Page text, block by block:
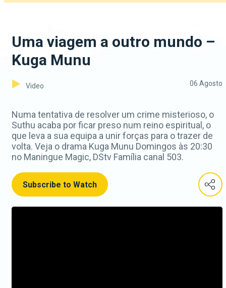
Uma viagem a outro mundo –
Kuga Munu
Video 06 Agosto
Numa tentativa de resolver um crime misterioso, o
Suthu acaba por ficar preso num reino espiritual, o
que leva a sua equipa a unir forças para o trazer de
volta. Veja o drama Kuga Munu Domingos às 20:30
no Maningue Magic, DStv Família canal 503.
Subscribe to Watch